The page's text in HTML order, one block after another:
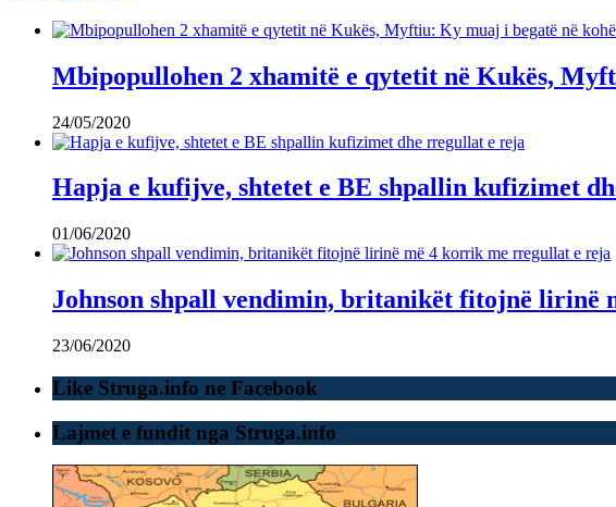
Mbipopullohen 2 xhamitë e qytetit në Kukës,
24/05/2020
Hapja e kufijve, shtetet e BE shpallin kufizimet
01/06/2020
Johnson shpall vendimin, britanikët fitojnë lirinë
23/06/2020
Like Struga.info ne Facebook
Lajmet e fundit nga Struga.info